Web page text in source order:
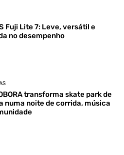
Fuji Lite 7: Leve, versátil e
no desempenho
transforma skate park de
numa noite de corrida, música